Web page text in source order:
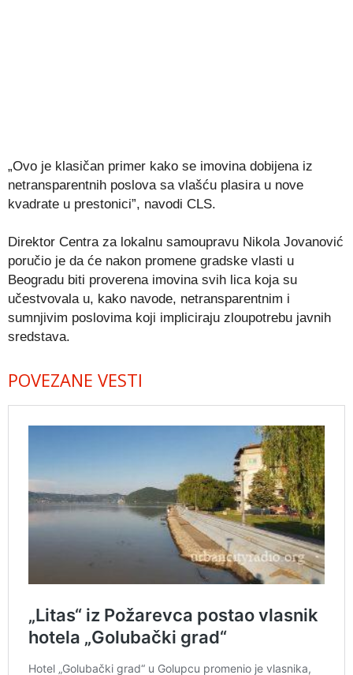
„Ovo je klasičan primer kako se imovina dobijena iz
netransparentnih poslova sa vlašću plasira u nove
kvadrate u prestonici”, navodi CLS.
Direktor Centra za lokalnu samoupravu Nikola Jovanović
poručio je da će nakon promene gradske vlasti u
Beogradu biti proverena imovina svih lica koja su
učestvovala u, kako navode, netransparentnim i
sumnjivim poslovima koji impliciraju zloupotrebu javnih
sredstava.
POVEZANE VESTI